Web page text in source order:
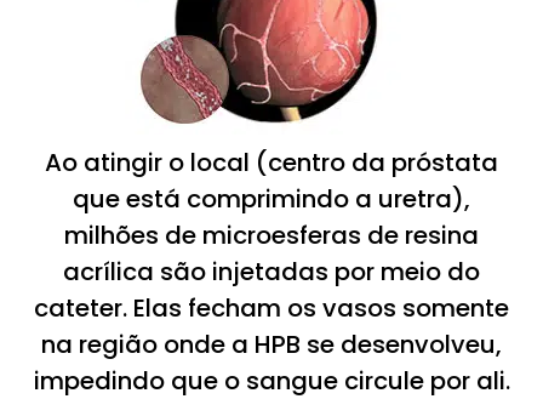
Ao atingir o local (centro da próstata
que está comprimindo a uretra),
milhões de microesferas de resina
acrílica são injetadas por meio do
cateter. Elas fecham os vasos somente
na região onde a HPB se desenvolveu,
impedindo que o sangue circule por ali.